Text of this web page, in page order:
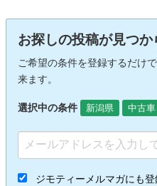
お探しの投稿が見つ
ご希望の条件を登録するだけ
来ます。
選択中の条件 新潟県 中古車
ジモティーメルマガにも登